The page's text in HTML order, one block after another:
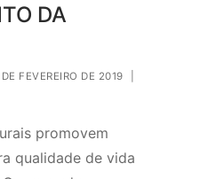
DA
FEVEREIRO DE 2019
promovem
qualidade de vida